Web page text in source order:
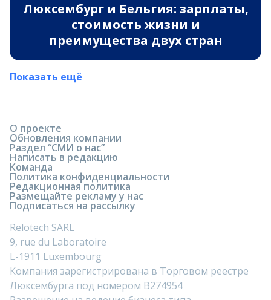
Люксембург и Бельгия: зарплаты,
стоимость жизни и
преимущества двух стран
Показать ещё
О проекте
Обновления компании
Раздел “СМИ о нас”
Написать в редакцию
Команда
Политика конфиденциальности
Редакционная политика
Размещайте рекламу у нас
Подписаться на рассылку
Relotech SARL
9, rue du Laboratoire
L-1911 Luxembourg
Компания зарегистрирована в Торговом реестре
Люксембурга под номером B274954